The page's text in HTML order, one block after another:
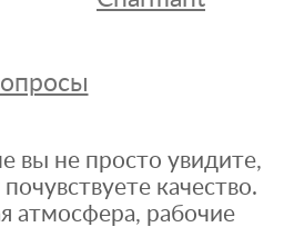
вы не просто увидите,
качество.
атмосфера, рабочие